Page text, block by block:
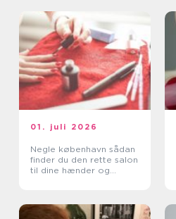
01. juli 2026
Negle københavn sådan
finder du den rette salon
til dine hænder og